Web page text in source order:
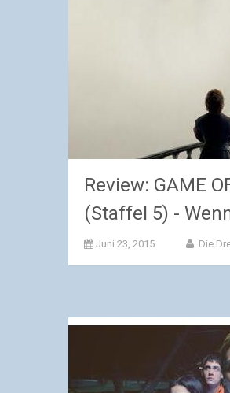
Review: GAME
(Staffel 5) -
Juni 23, 2015 Die